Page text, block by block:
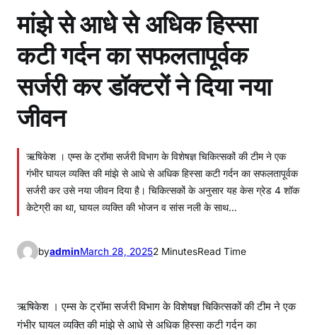
मांझे से आधे से अधिक हिस्सा
कटी गर्दन का सफलतापूर्वक
सर्जरी कर डॉक्टरों ने दिया नया
जीवन
ऋषिकेश । एम्स के ट्रॉमा सर्जरी विभाग के विशेषज्ञ चिकित्सकों की टीम ने एक
गंभीर घायल व्यक्ति की मांझे से आधे से अधिक हिस्सा कटी गर्दन का सफलतापूर्वक
सर्जरी कर उसे नया जीवन दिया है। चिकित्सकों के अनुसार यह केस ग्रेड 4 शॉक
केटेग्री का था, घायल व्यक्ति की भोजन व सांस नली के साथ…
byadminMarch 28, 20252 MinutesRead Time
ऋषिकेश । एम्स के ट्रॉमा सर्जरी विभाग के विशेषज्ञ चिकित्सकों की टीम ने एक
गंभीर घायल व्यक्ति की मांझे से आधे से अधिक हिस्सा कटी गर्दन का